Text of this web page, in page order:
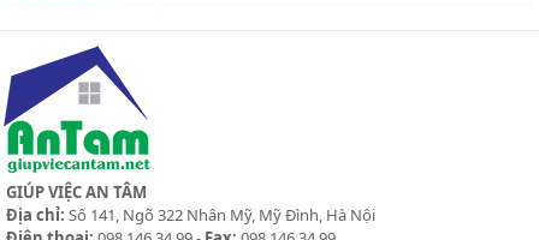
GIÚP VIỆC AN TÂM
Địa chỉ: Số 141, Ngõ 322 Nhân Mỹ, Mỹ Đình, Hà Nội